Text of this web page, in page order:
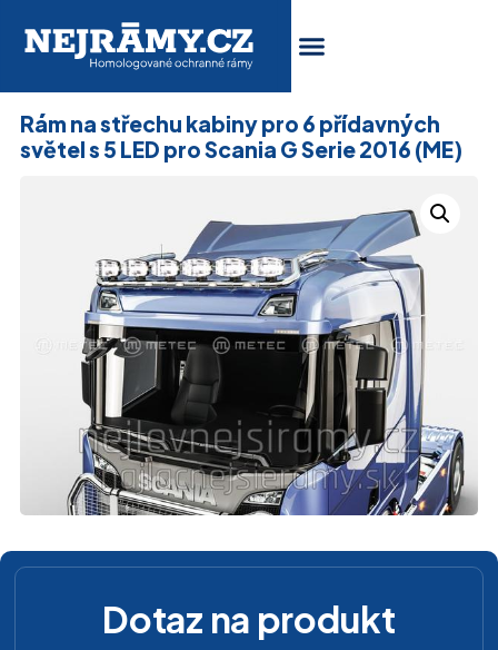
Rám na střechu kabiny pro 6 přídavných
světel s 5 LED pro Scania G Serie 2016 (ME)
Dotaz na produkt